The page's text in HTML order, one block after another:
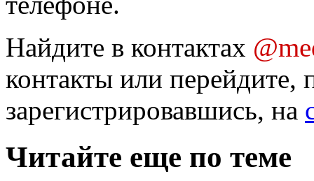
Найдите в контактах
контакты или перейдите,
зарегистрировавшись, на
Читайте еще по теме